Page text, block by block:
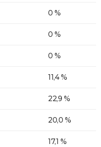
0 %
0 %
0 %
11,4 %
22,9 %
20,0 %
17,1 %